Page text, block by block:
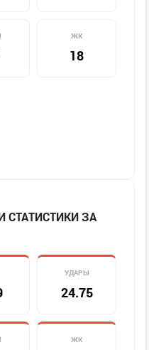
ЖК
18
СТАТИСТИКИ ЗА
УДАРЫ
24.75
ЖК